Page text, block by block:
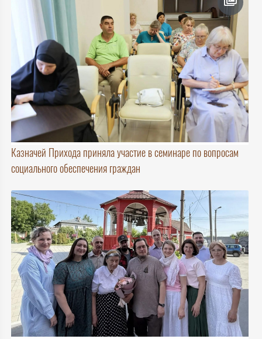
Казначей Прихода приняла участие в семинаре по вопросам
социального обеспечения граждан